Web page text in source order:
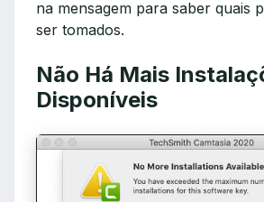
na mensagem para saber quais
ser tomados.
Não Há Mais
Disponíveis